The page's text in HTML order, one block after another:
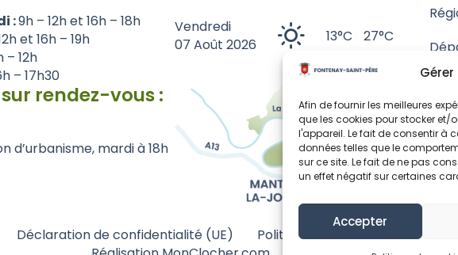
Afin de fournir les meilleures
que les cookies pour stocker
l'appareil. Le fait de consentir à
données telles que le
sur ce site. Le fait de ne pas
un effet négatif sur certaines
Accepter
:9h – 12h et 16h – 18h
et 16h – 19h
– 12h
– 17h30
rendez-vous :
d’urbanisme, mardi à 18h
Vendredi
07 Août 2026
13°C 27°C
Déclaration de confidentialité (UE) Politique de cookies (UE)
©